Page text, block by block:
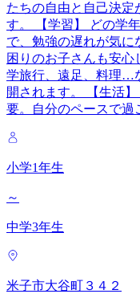
たちの自由と自己決定
す。 【学習】 どの学
で、勉強の遅れが気に
困りのお子さんも安心
学旅行、遠足、料理…
開されます。 【生活
要。自分のペースで過
小学1年生
～
中学3年生
米子市大谷町３４２